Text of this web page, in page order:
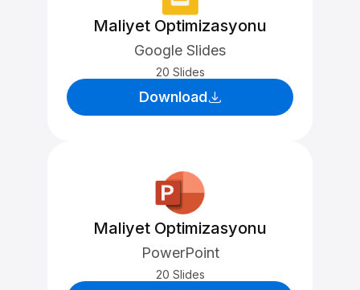
Maliyet Optimizasyonu
Google Slides
20 Slides
Download
Maliyet Optimizasyonu
PowerPoint
20 Slides